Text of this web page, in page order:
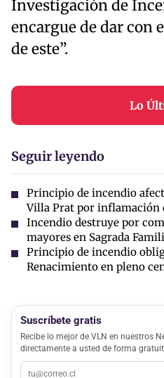
Investigación de
encargue de dar con
de este”.
Lo
Seguir leyendo
Principio de incendio
Villa Prat por inflamación
Incendio destruye por
mayores en Sagrada
Principio de incendio
Renacimiento en pleno
Suscríbete gratis
Recibe lo mejor de VLN en nuestros
directamente a usted de forma